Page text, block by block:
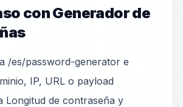
con Generador de
/es/password-generator e
IP, URL o payload
Longitud de contraseña y